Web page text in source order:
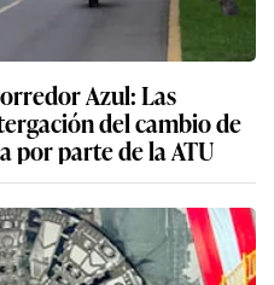
Azul: Las
del cambio de
por parte de la ATU